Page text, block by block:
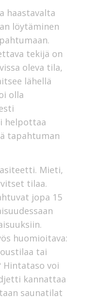
haastavalta
löytäminen
tekijä on
oleva tila,
lähellä
olla
helpottaa
tapahtuman
Mieti,
tilaa.
jopa 15
huomioitava:
tai
Hintataso voi
kannattaa
saunatilat